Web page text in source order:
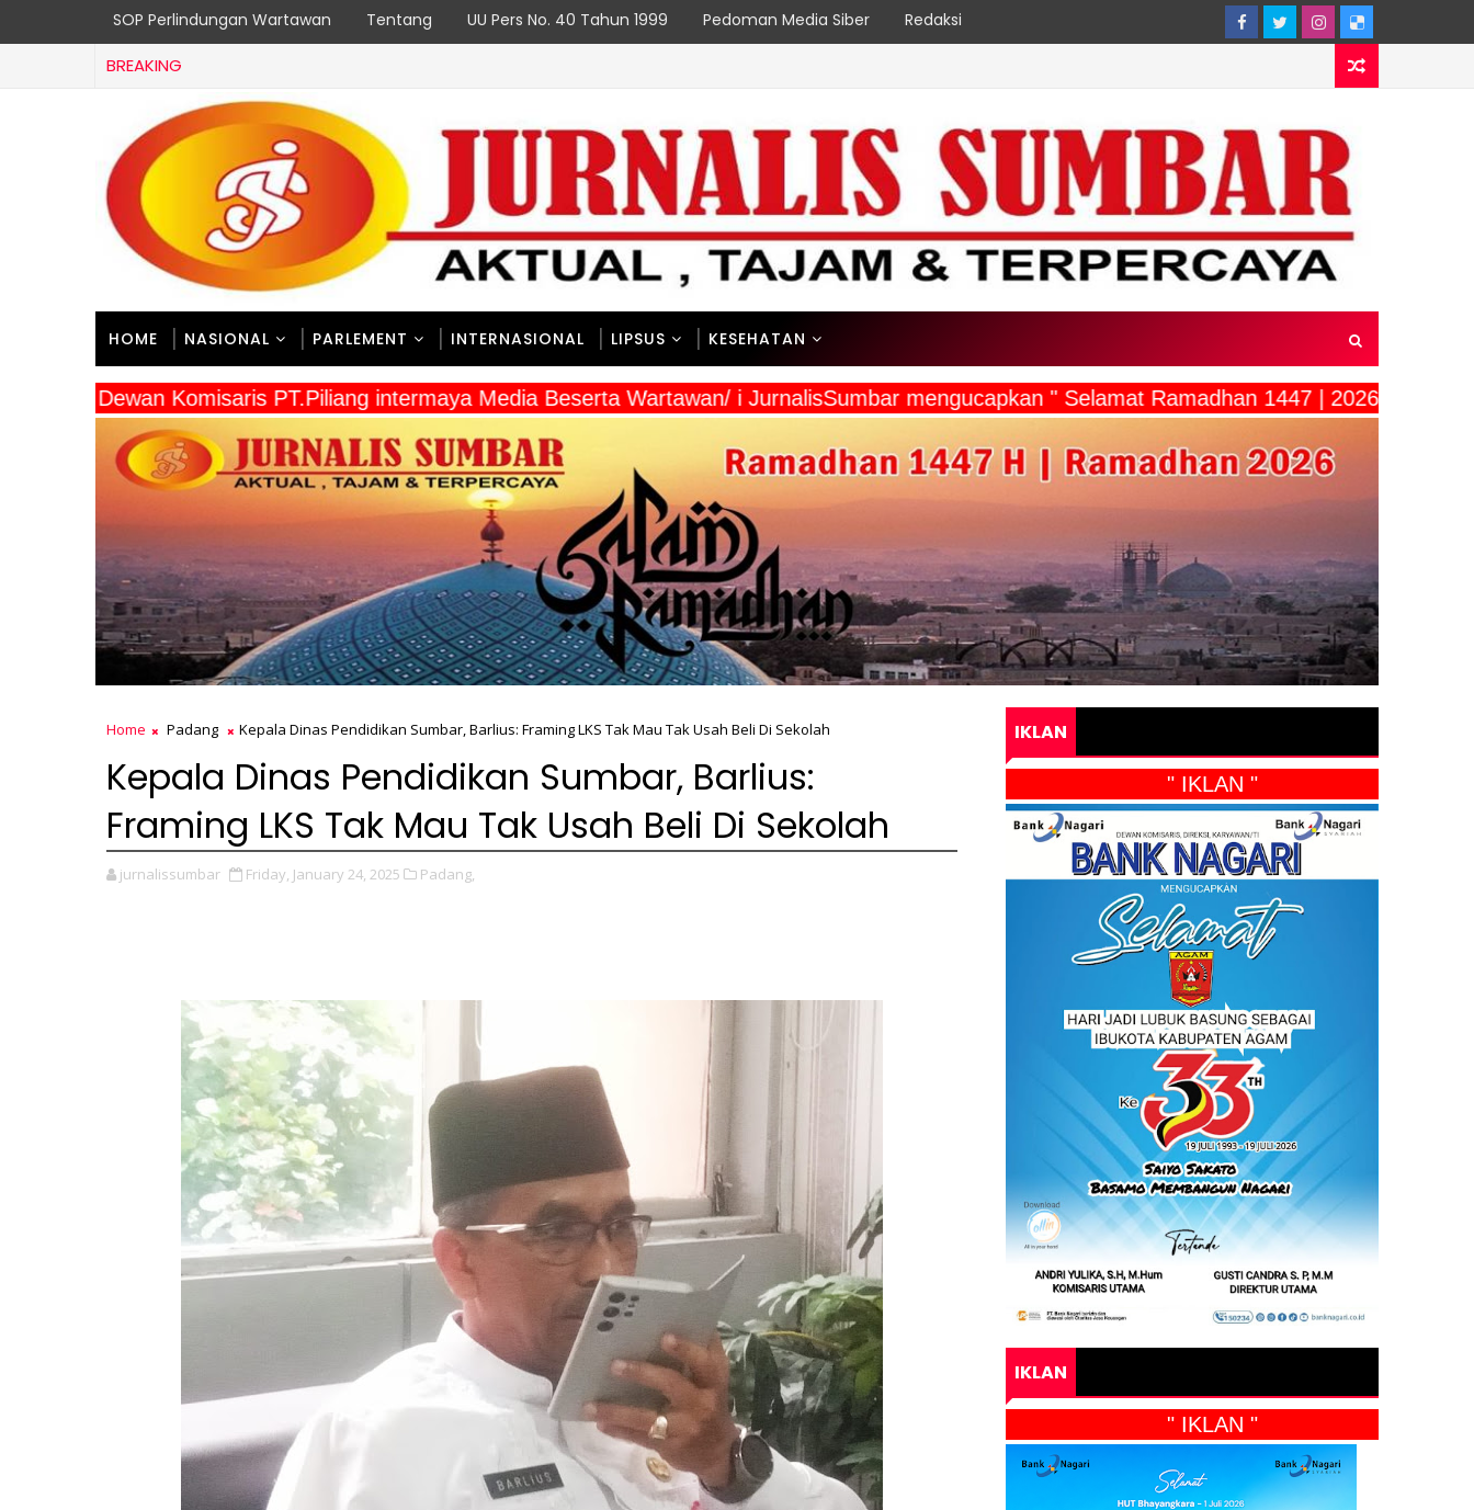
SOP Perlindungan Wartawan Tentang UU Pers No. 40 Tahun 1999 Pedoman Media Siber Redaksi
BREAKING
HOME NASIONAL PARLEMENT INTERNASIONAL LIPSUS KESEHATAN
" Dewan Komisaris PT.Piliang intermaya Media Beserta Wartawan/ i JurnalisSumbar mengucapkan " Selamat Ramadhan 1447 | 2026"
Home Padang Kepala Dinas Pendidikan Sumbar, Barlius: Framing LKS Tak Mau Tak Usah Beli Di Sekolah
Kepala Dinas Pendidikan Sumbar, Barlius:
Framing LKS Tak Mau Tak Usah Beli Di Sekolah
jurnalissumbar Friday, January 24, 2025 Padang,
IKLAN
" IKLAN "
IKLAN
" IKLAN "